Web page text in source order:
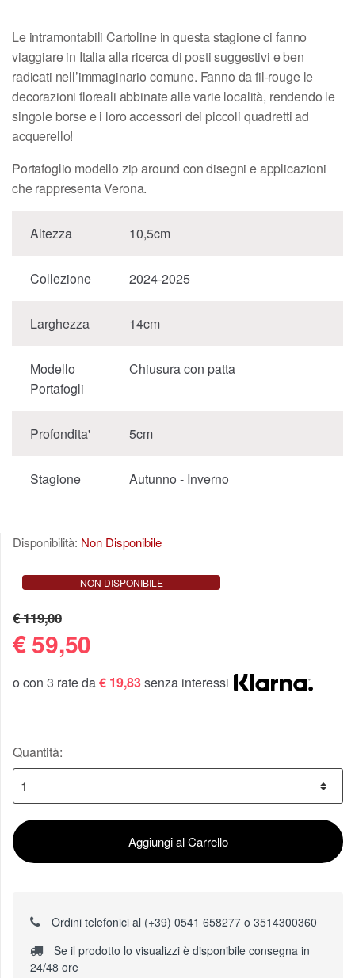
Le intramontabili Cartoline in questa stagione ci fanno
viaggiare in Italia alla ricerca di posti suggestivi e ben
radicati nell’immaginario comune. Fanno da fil-rouge le
decorazioni floreali abbinate alle varie località, rendendo le
singole borse e i loro accessori dei piccoli quadretti ad
acquerello!
Portafoglio modello zip around con disegni e applicazioni
che rappresenta Verona.
Altezza 10,5cm
Collezione 2024-2025
Larghezza 14cm
Modello
Portafogli
Chiusura con patta
Profondita' 5cm
Stagione Autunno - Inverno
Disponibilità: Non Disponibile
NON DISPONIBILE
€ 119,00
€59,50
o con 3 rate da€ 19,83senza interessi
Quantità:
Aggiungi al Carrello
Ordini telefonici al (+39) 0541 658277 o 3514300360
Se il prodotto lo visualizzi è disponibile consegna in
24/48 ore